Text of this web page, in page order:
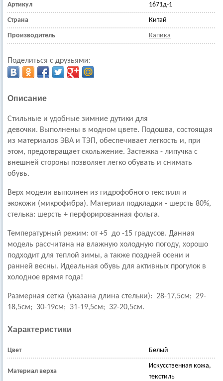
Артикул 1671д-1
Страна Китай
Производитель Капика
Поделиться с друзьями:
Описание
Стильные и удобные зимние дутики для
девочки. Выполнены в модном цвете. Подошва, состоящая
из материалов ЭВА и ТЭП, обеспечивает легкость и, при
этом, предотвращает скольжение. Застежка - липучка с
внешней стороны позволяет легко обувать и снимать
обувь.
Верх модели выполнен из гидрофобного текстиля и
экокожи (микрофибра). Материал подкладки - шерсть 80%,
стелька: шерсть + перфорированная фольга.
Температурный режим: от +5 до -15 градусов. Данная
модель рассчитана на влажную холодную погоду, хорошо
подходит для теплой зимы, а также поздней осени и
ранней весны. Идеальная обувь для активных прогулок в
холодное врямя года!
Размерная сетка (указана длина стельки): 28-17,5см; 29-
18,5см; 30-19см; 31-19,5см; 32-20,5см.
Характеристики
Цвет Белый
Материал верха
Искусственная кожа,
текстиль